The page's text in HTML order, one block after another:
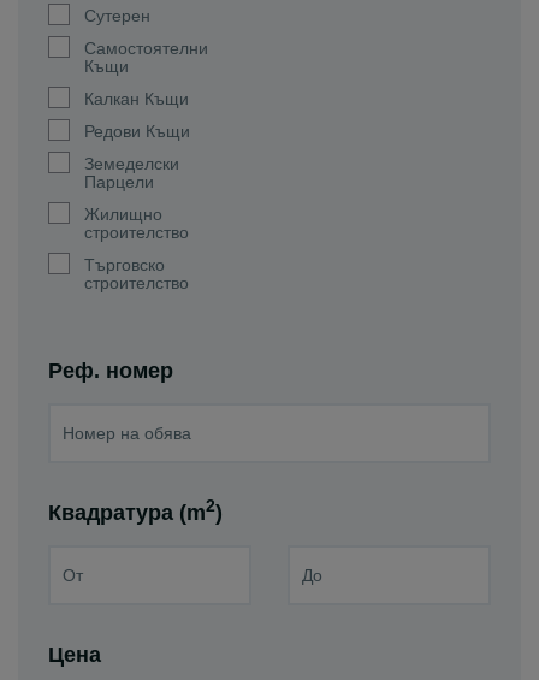
Сутерен
Самостоятелни
Къщи
Калкан Къщи
Редови Къщи
Земеделски
Парцели
Жилищно
строителство
Търговско
строителство
Реф. номер
Квадратура (m2)
Цена